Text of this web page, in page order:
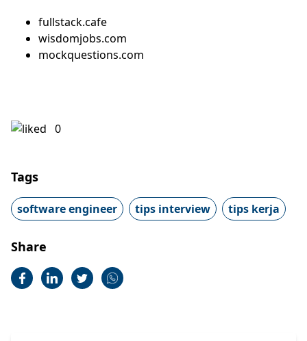
fullstack.cafe
wisdomjobs.com
mockquestions.com
0
Tags
software engineer tips interview tips kerja
Share